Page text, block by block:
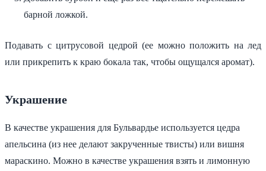
барной ложкой.
Подавать с цитрусовой цедрой (ее можно положить на лед
или прикрепить к краю бокала так, чтобы ощущался аромат).
Украшение
В качестве украшения для Бульвардье используется цедра
апельсина (из нее делают закрученные твисты) или вишня
мараскино. Можно в качестве украшения взять и лимонную